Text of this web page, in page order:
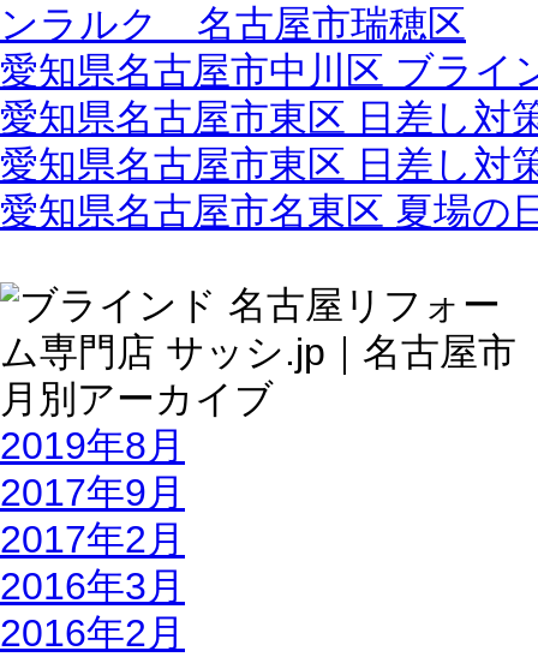
ンラルク 名古屋市瑞穂区
愛知県名古屋市中川区 ブライ
愛知県名古屋市東区 日差し対
愛知県名古屋市東区 日差し対
愛知県名古屋市名東区 夏場
2019年8月
2017年9月
2017年2月
2016年3月
2016年2月